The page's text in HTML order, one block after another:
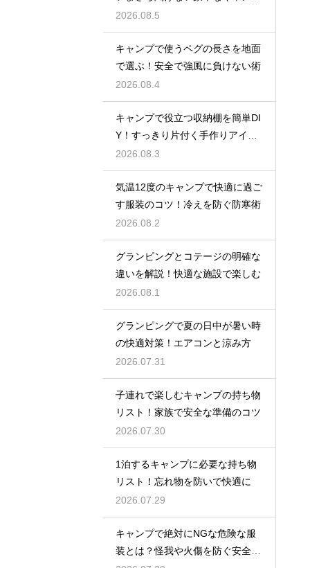
術
2026.08.5
キャンプで使うペグの長さを地面
で選ぶ！安全で強風に負けない術
2026.08.4
キャンプで役立つ収納棚を簡単DI
Y！すっきり片付く手作りアイデ
ア
2026.08.3
気温12度のキャンプで快適に過ご
す服装のコツ！冷えを防ぐ防寒術
2026.08.2
グランピングとコテージの明確な
違いを解説！快適な施設で楽しむ
2026.08.1
グランピングで夏の日中が暑い時
の快適対策！エアコンと涼み方
2026.07.31
子連れで楽しむキャンプの持ち物
リスト！家族で安全な準備のコツ
2026.07.30
1泊するキャンプに必要な持ち物
リスト！忘れ物を防いで快適に
2026.07.29
キャンプで絶対にNGな危険な服
装とは？怪我や火傷を防ぐ安全対